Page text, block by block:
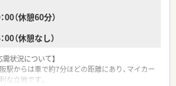
00（休憩60分）
00（休憩なし）
需状況について】
駅からは車で約7分ほどの距離にあり、マイカー
な立地です。